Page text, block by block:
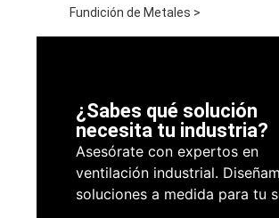
Fundición de Metales >
¿Sabes qué solución
necesita tu industria?
Asesórate con expertos en
ventilación industrial.
soluciones a medida para tu